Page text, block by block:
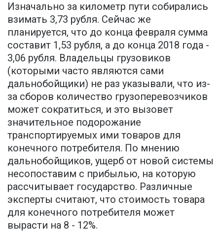
Изначально за километр пути собирались
взимать 3,73 рубля. Сейчас же
планируется, что до конца февраля сумма
составит 1,53 рубля, а до конца 2018 года -
3,06 рубля. Владельцы грузовиков
(которыми часто являются сами
дальнобойщики) не раз указывали, что из-
за сборов количество грузоперевозчиков
может сократиться, и это вызовет
значительное подорожание
транспортируемых ими товаров для
конечного потребителя. По мнению
дальнобойщиков, ущерб от новой системы
несопоставим с прибылью, на которую
рассчитывает государство. Различные
эксперты считают, что стоимость товара
для конечного потребителя может
вырасти на 8 - 12%.